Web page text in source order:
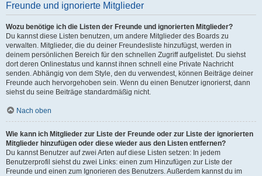
Freunde und ignorierte Mitglieder
Wozu benötige ich die Listen der Freunde und ignorierten Mitglieder?
Du kannst diese Listen benutzen, um andere Mitglieder des Boards zu
verwalten. Mitglieder, die du deiner Freundesliste hinzufügst, werden in
deinem persönlichen Bereich für den schnellen Zugriff aufgelistet. Du siehst
dort deren Onlinestatus und kannst ihnen schnell eine Private Nachricht
senden. Abhängig von dem Style, den du verwendest, können Beiträge deiner
Freunde auch hervorgehoben sein. Wenn du einen Benutzer ignorierst, dann
siehst du seine Beiträge standardmäßig nicht.
Nach oben
Wie kann ich Mitglieder zur Liste der Freunde oder zur Liste der ignorierten
Mitglieder hinzufügen oder diese wieder aus den Listen entfernen?
Du kannst Benutzer auf zwei Arten auf diese Listen setzen: In jedem
Benutzerprofil siehst du zwei Links: einen zum Hinzufügen zur Liste der
Freunde und einen zum Ignorieren des Benutzers. Außerdem kannst du im